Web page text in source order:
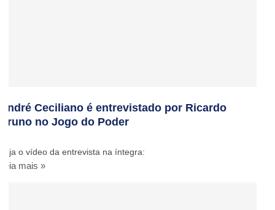
André Ceciliano é entrevistado por Ricardo
Bruno no Jogo do Poder
Veja o vídeo da entrevista na íntegra:
Leia mais »